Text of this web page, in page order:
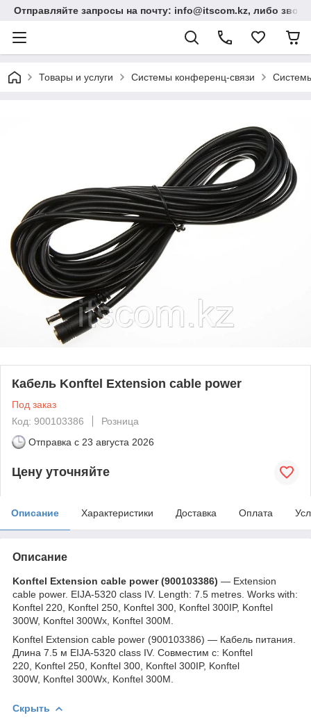
Отправляйте запросы на почту: info@itscom.kz, либо
Товары и услуги Системы конференц-связи
Кабель Konftel Extension cable power
Под заказ
Код: 900103386
Розница
Отправка с 23 августа 2026
Цену уточняйте
Описание Характеристики Доставка Оплата
Описание
Konftel Extension cable power (900103386) ― Extension
cable power. EIJA-5320 class IV. Length: 7.5 metres. Works with:
Konftel 220, Konftel 250, Konftel 300, Konftel 300IP, Konftel
300W, Konftel 300Wx, Konftel 300M.
Konftel Extension cable power (900103386) ― Кабель питания.
Длина 7.5 м EIJA-5320 class IV. Совместим с: Konftel
220, Konftel 250, Konftel 300, Konftel 300IP, Konftel
300W, Konftel 300Wx, Konftel 300M.
Скрыть